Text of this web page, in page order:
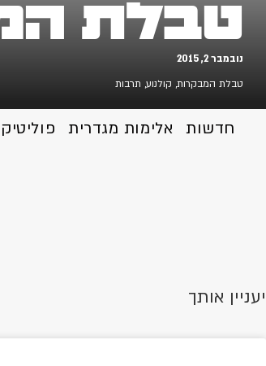
טבלת
נובמבר 2, 2015
טבלת המבקרות, קולנוע, תרבות
חדשות אלימות מגדרית
יעניין אותך